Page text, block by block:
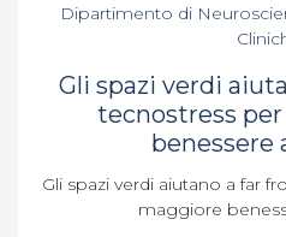
Dipartimento di
Gli spazi verdi
tecnostress
benessere
Gli spazi verdi aiutano a far
maggiore